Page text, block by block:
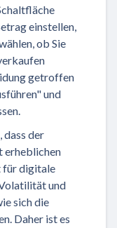
einstellen,
ob Sie
getroffen
und
dass der
erheblichen
für digitale
und
sich die
Daher ist es